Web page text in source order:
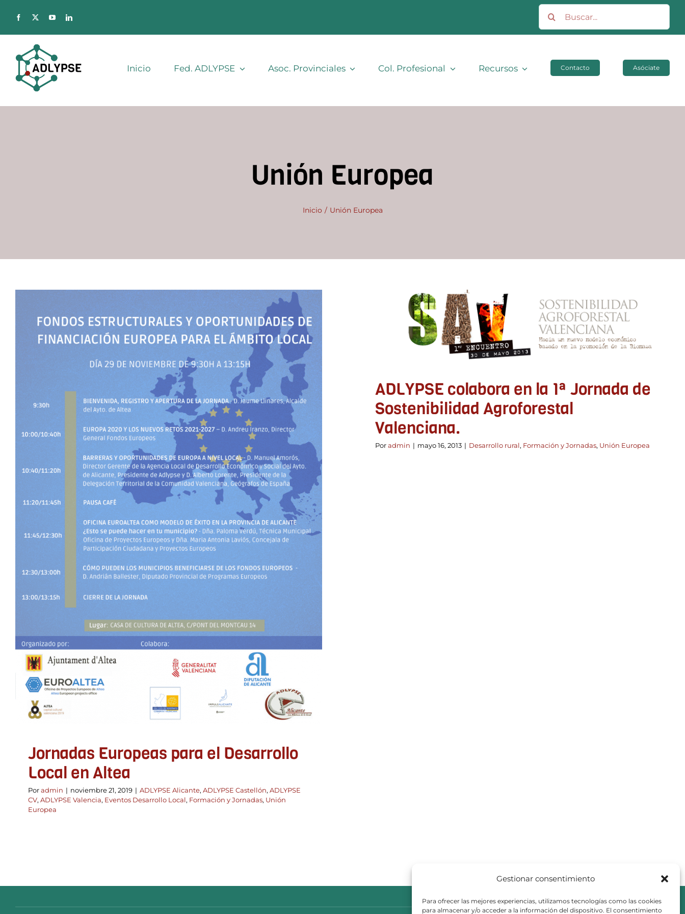
Gestionar consentimiento
Para ofrecer las mejores experiencias, utilizamos tecnologías como las cookies
para almacenar y/o acceder a la información del dispositivo. El consentimiento
contenido
Buscar:
Inicio Fed. ADLYPSE Asoc. Provinciales Col. Profesional Recursos Contacto Asóciate
Unión Europea
Inicio Unión Europea
Jornadas Europeas para el Desarrollo
Local en Altea
ADLYPSE Alicante ADLYPSE Castellón ADLYPSE CV ADLYPSE Valencia Eventos
Desarrollo Local Formación y Jornadas Unión Europea
Jornadas Europeas para el Desarrollo
Local en Altea
Poradmin | noviembre 21, 2019 | ADLYPSE Alicante, ADLYPSE Castellón, ADLYPSE
CV, ADLYPSE Valencia, Eventos Desarrollo Local, Formación y Jornadas, Unión
Europea
ADLYPSE colabora en la 1ª Jornada de
Sostenibilidad Agroforestal Valenciana.
Desarrollo rural Formación y Jornadas Unión Europea
ADLYPSE colabora en la 1ª Jornada de
Sostenibilidad Agroforestal
Valenciana.
Poradmin | mayo 16, 2013 | Desarrollo rural, Formación y Jornadas, Unión Europea